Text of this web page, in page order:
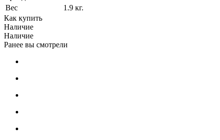
Вес
1.9 кг.
Как купить
Наличие
Наличие
Ранее вы смотрели